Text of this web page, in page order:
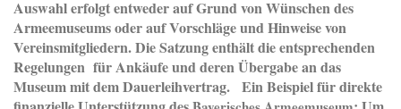
Auswahl erfolgt entweder auf Grund von Wünschen des
Armeemuseums oder auf Vorschläge und Hinweise von
Vereinsmitgliedern. Die Satzung enthält die entsprechenden
Regelungen für Ankäufe und deren Übergabe an das
Museum mit dem Dauerleihvertrag. Ein Beispiel für direkte